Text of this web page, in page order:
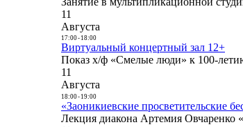
11
Августа
17:00- 18:00
Виртуальный концертный зал 12+
Показ х/ф «Смелые люди» к 100-
11
Августа
18:00- 19:00
«Заоникиевские просветительские
Лекция диакона Артемия Овчаренко